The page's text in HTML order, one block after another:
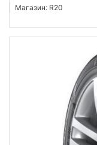
Магазин: R20